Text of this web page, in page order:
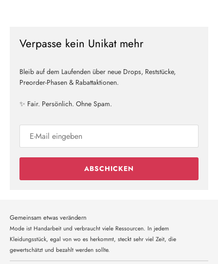
Verpasse kein Unikat mehr
Bleib auf dem Laufenden über neue Drops, Reststücke,
Preorder-Phasen & Rabattaktionen.
✨ Fair. Persönlich. Ohne Spam.
ABSCHICKEN
Gemeinsam etwas verändern
Mode ist Handarbeit und verbraucht viele Ressourcen. In jedem
Kleidungsstück, egal von wo es herkommt, steckt sehr viel Zeit, die
gewertschätzt und bezahlt werden sollte.